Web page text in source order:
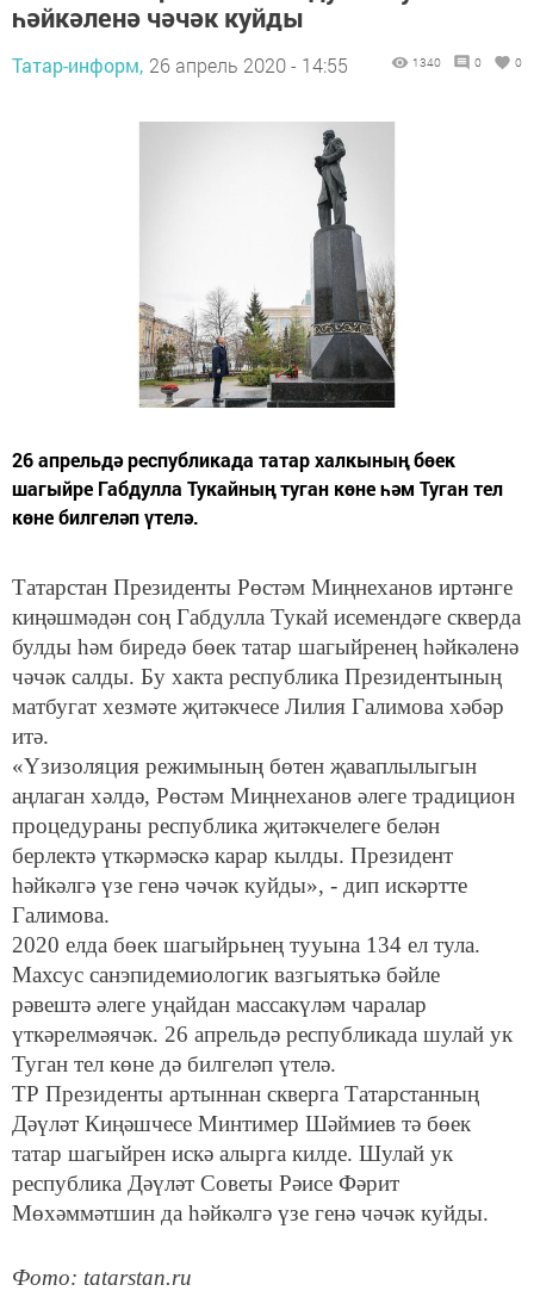
һәйкәленә чәчәк куйды
Татар-информ, 26 апрель 2020 - 14:55 1340 0 0
26 апрельдә республикада татар халкының бөек
шагыйре Габдулла Тукайның туган көне һәм Туган тел
көне билгеләп үтелә.
Татарстан Президенты Рөстәм Миңнеханов иртәнге
киңәшмәдән соң Габдулла Тукай исемендәге скверда
булды һәм биредә бөек татар шагыйренең һәйкәленә
чәчәк салды. Бу хакта республика Президентының
матбугат хезмәте җитәкчесе Лилия Галимова хәбәр
итә.
«Үзизоляция режимының бөтен җаваплылыгын
аңлаган хәлдә, Рөстәм Миңнеханов әлеге традицион
процедураны республика җитәкчелеге белән
берлектә үткәрмәскә карар кылды. Президент
һәйкәлгә үзе генә чәчәк куйды», - дип искәртте
Галимова.
2020 елда бөек шагыйрьнең тууына 134 ел тула.
Махсус санэпидемиологик вазгыятькә бәйле
рәвештә әлеге уңайдан массакүләм чаралар
үткәрелмәячәк. 26 апрельдә республикада шулай ук
Туган тел көне дә билгеләп үтелә.
ТР Президенты артыннан скверга Татарстанның
Дәүләт Киңәшчесе Минтимер Шәймиев тә бөек
татар шагыйрен искә алырга килде. Шулай ук
республика Дәүләт Советы Рәисе Фәрит
Мөхәммәтшин да һәйкәлгә үзе генә чәчәк куйды.
Фото: tatarstan.ru